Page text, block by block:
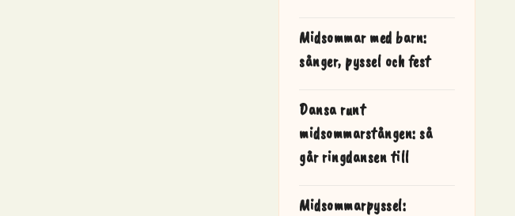
Midsommar med barn:
sånger, pyssel och fest
Dansa runt
midsommarstången: så
går ringdansen till
Midsommarpyssel: